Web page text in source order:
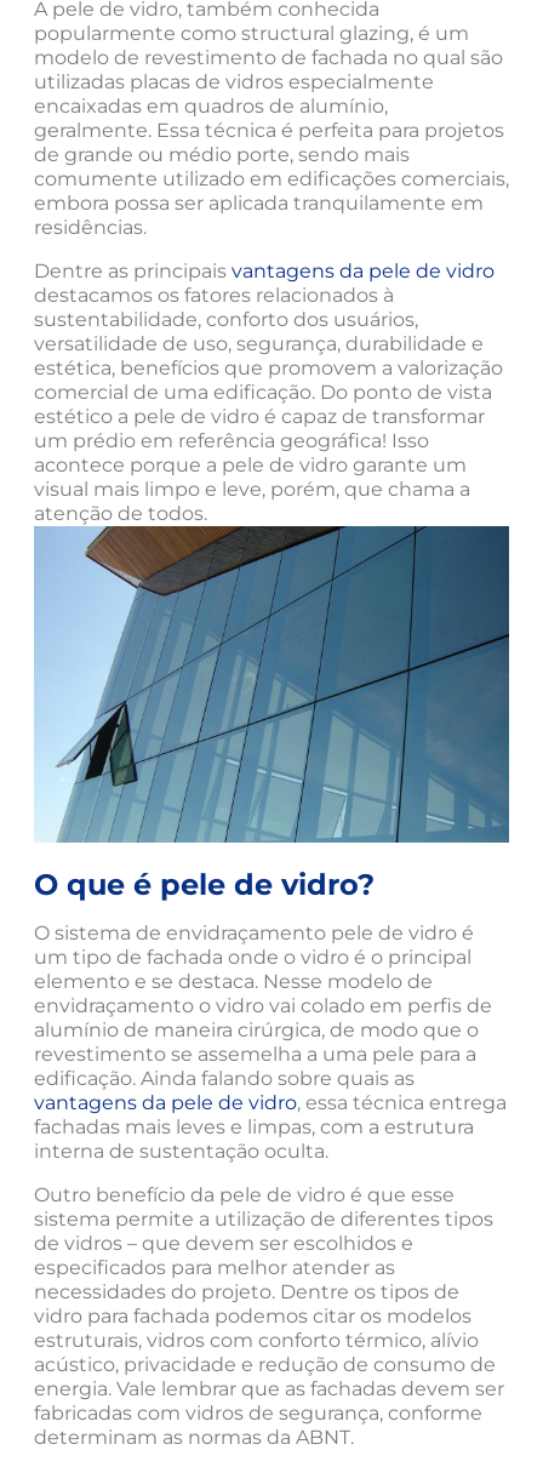
A pele de vidro, também conhecida
popularmente como structural glazing, é um
modelo de revestimento de fachada no qual são
utilizadas placas de vidros especialmente
encaixadas em quadros de alumínio,
geralmente. Essa técnica é perfeita para projetos
de grande ou médio porte, sendo mais
comumente utilizado em edificações comerciais,
embora possa ser aplicada tranquilamente em
residências.
Dentre as principais vantagens da pele de vidro
destacamos os fatores relacionados à
sustentabilidade, conforto dos usuários,
versatilidade de uso, segurança, durabilidade e
estética, benefícios que promovem a valorização
comercial de uma edificação. Do ponto de vista
estético a pele de vidro é capaz de transformar
um prédio em referência geográfica! Isso
acontece porque a pele de vidro garante um
visual mais limpo e leve, porém, que chama a
atenção de todos.
O que é pele de vidro?
O sistema de envidraçamento pele de vidro é
um tipo de fachada onde o vidro é o principal
elemento e se destaca. Nesse modelo de
envidraçamento o vidro vai colado em perfis de
alumínio de maneira cirúrgica, de modo que o
revestimento se assemelha a uma pele para a
edificação. Ainda falando sobre quais as
vantagens da pele de vidro, essa técnica entrega
fachadas mais leves e limpas, com a estrutura
interna de sustentação oculta.
Outro benefício da pele de vidro é que esse
sistema permite a utilização de diferentes tipos
de vidros – que devem ser escolhidos e
especificados para melhor atender as
necessidades do projeto. Dentre os tipos de
vidro para fachada podemos citar os modelos
estruturais, vidros com conforto térmico, alívio
acústico, privacidade e redução de consumo de
energia. Vale lembrar que as fachadas devem ser
fabricadas com vidros de segurança, conforme
determinam as normas da ABNT.